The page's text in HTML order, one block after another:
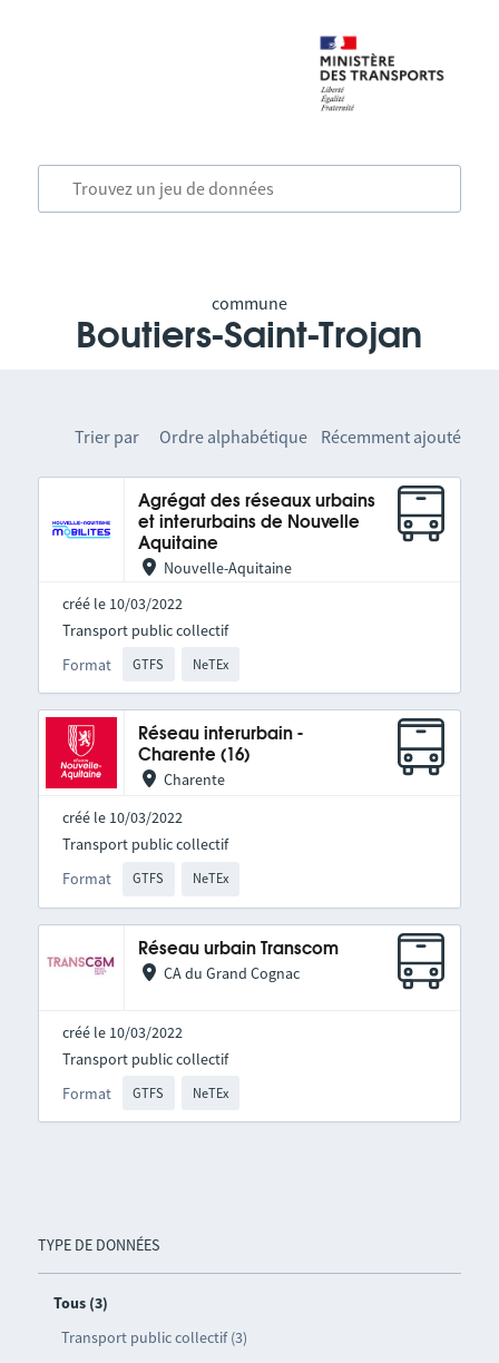
commune
Boutiers-Saint-Trojan
TYPE DE DONNÉES
Tous (3)
Transport public collectif (3)
Trier par Ordre alphabétique Récemment ajouté
Agrégat des réseaux urbains
et interurbains de Nouvelle
Aquitaine
Nouvelle-Aquitaine
créé le 10/03/2022
Format GTFS NeTEx
Transport public collectif
Réseau interurbain -
Charente (16)
Charente
créé le 10/03/2022
Format GTFS NeTEx
Transport public collectif
Réseau urbain Transcom
CA du Grand Cognac
créé le 10/03/2022
Format GTFS NeTEx
Transport public collectif